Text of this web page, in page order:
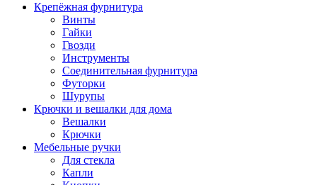
Крепёжная фурнитура
Винты
Гайки
Гвозди
Инструменты
Соединительная фурнитура
Футорки
Шурупы
Крючки и вешалки для дома
Вешалки
Крючки
Мебельные ручки
Для стекла
Капли